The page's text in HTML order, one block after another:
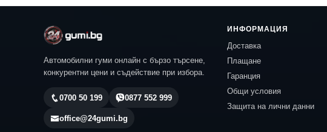
Автомобилни гуми онлайн с бързо търсене,
конкурентни цени и съдействие при избора.
0700 50 199 0877 552 999
office@24gumi.bg
ИНФОРМАЦИЯ
Доставка
Плащане
Гаранция
Общи условия
Защита на лични данни